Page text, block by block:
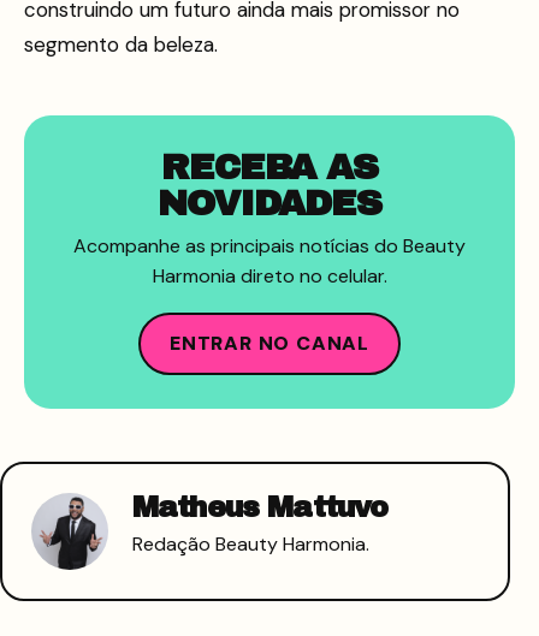
construindo um futuro ainda mais promissor no
segmento da beleza.
RECEBA AS
NOVIDADES
Acompanhe as principais notícias do Beauty
Harmonia direto no celular.
ENTRAR NO CANAL
Matheus Mattuvo
Redação Beauty Harmonia.